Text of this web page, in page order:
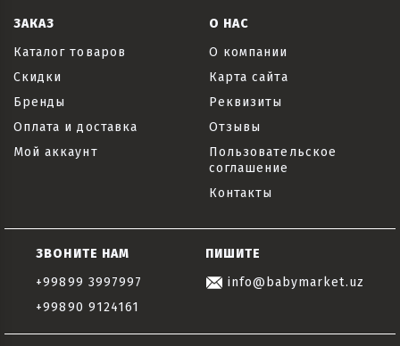
ЗАКАЗ
Каталог товаров
Скидки
Бренды
Оплата и доставка
Мой аккаунт
О НАС
О компании
Карта сайта
Реквизиты
Отзывы
Пользовательское
соглашение
Контакты
ЗВОНИТЕ НАМ
+99899 3997997
+99890 9124161
ПИШИТЕ
info@babymarket.uz